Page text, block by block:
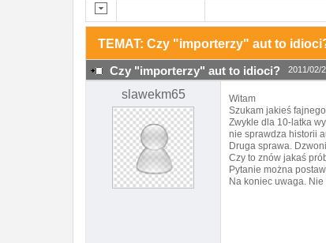
TEMAT: Czy "importerzy" aut to
Czy "importerzy" aut to idioci? 2011/02/
slawekm65
Witam
Szukam jakieś
Zwykle dla 10-latka
nie sprawdza historii
Druga sprawa.
Czy to znów jakaś
Pytanie można
Na koniec uwaga.